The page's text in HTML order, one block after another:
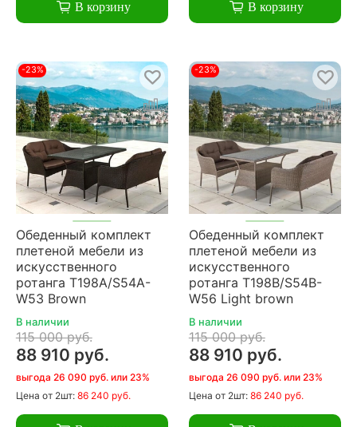
В корзину В корзину
-23%
Обеденный комплект
плетеной мебели из
искусственного
ротанга T198A/S54A-
W53 Brown
В наличии
115 000 руб.
88 910 руб.
выгода 26 090 руб. или 23%
Цена от 2шт: 86 240 руб.
-23%
Обеденный комплект
плетеной мебели из
искусственного
ротанга T198B/S54B-
W56 Light brown
В наличии
115 000 руб.
88 910 руб.
выгода 26 090 руб. или 23%
Цена от 2шт: 86 240 руб.